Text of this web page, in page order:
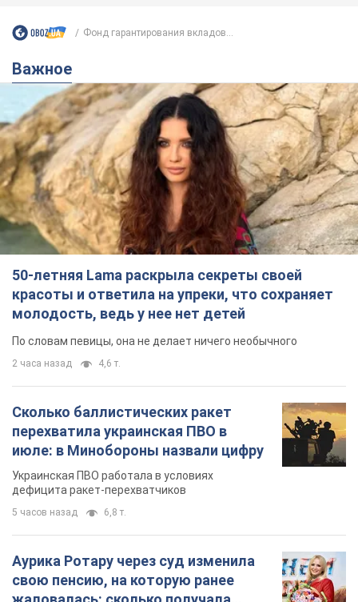
50-летняя Lama раскрыла секреты своей
красоты и ответила на упреки, что сохраняет
молодость, ведь у нее нет детей
По словам певицы, она не делает ничего необычного
2 часа назад 4,6 т.
Сколько баллистических ракет
перехватила украинская ПВО в
июле: в Минобороны назвали цифру
Украинская ПВО работала в условиях
дефицита ракет-перехватчиков
5 часов назад
Аурика Ротару через суд изменила
свою пенсию, на которую ранее
жаловалась: сколько получала
певица
В выплату не была включена зарплата
артистки за время работы в Черновицкой
филармонии